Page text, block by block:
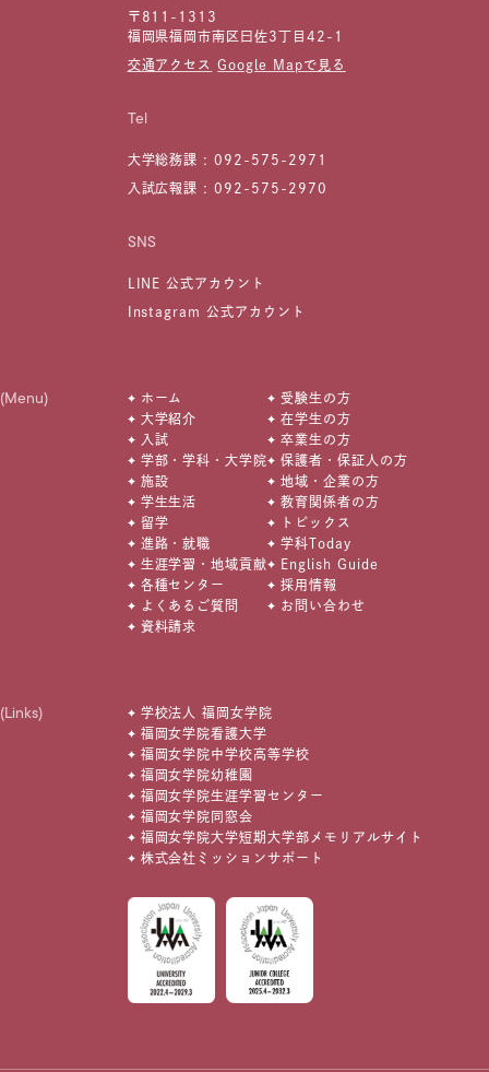
〒811-1313
福岡県福岡市南区曰佐3丁目42-1
交通アクセス Google Mapで見る
Tel
大学総務課 :092-575-2971
入試広報課 :092-575-2970
SNS
LINE 公式アカウント
Instagram 公式アカウント
(Menu)
ホーム
大学紹介
入試
学部・学科・大学院
施設
学生生活
留学
進路・就職
生涯学習・地域貢献
各種センター
よくあるご質問
資料請求
受験生の方
在学生の方
卒業生の方
保護者・保証人の方
地域・企業の方
教育関係者の方
トピックス
学科Today
English Guide
採用情報
お問い合わせ
(Links)
学校法人 福岡女学院
福岡女学院看護大学
福岡女学院中学校高等学校
福岡女学院幼稚園
福岡女学院生涯学習センター
福岡女学院同窓会
福岡女学院大学短期大学部メモリアルサイト
株式会社ミッションサポート